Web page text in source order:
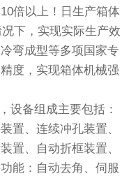
倍以上！日生产箱体
下，实现实际生产效
弯成型等多项国家专
度，实现箱体机械强
备组成主要包括：
置、连续冲孔装置、
置、自动折框装置、
能：自动去角、伺服